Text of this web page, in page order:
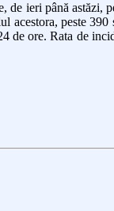
de ieri până astăzi,
acestora, peste390
ore. Rata de